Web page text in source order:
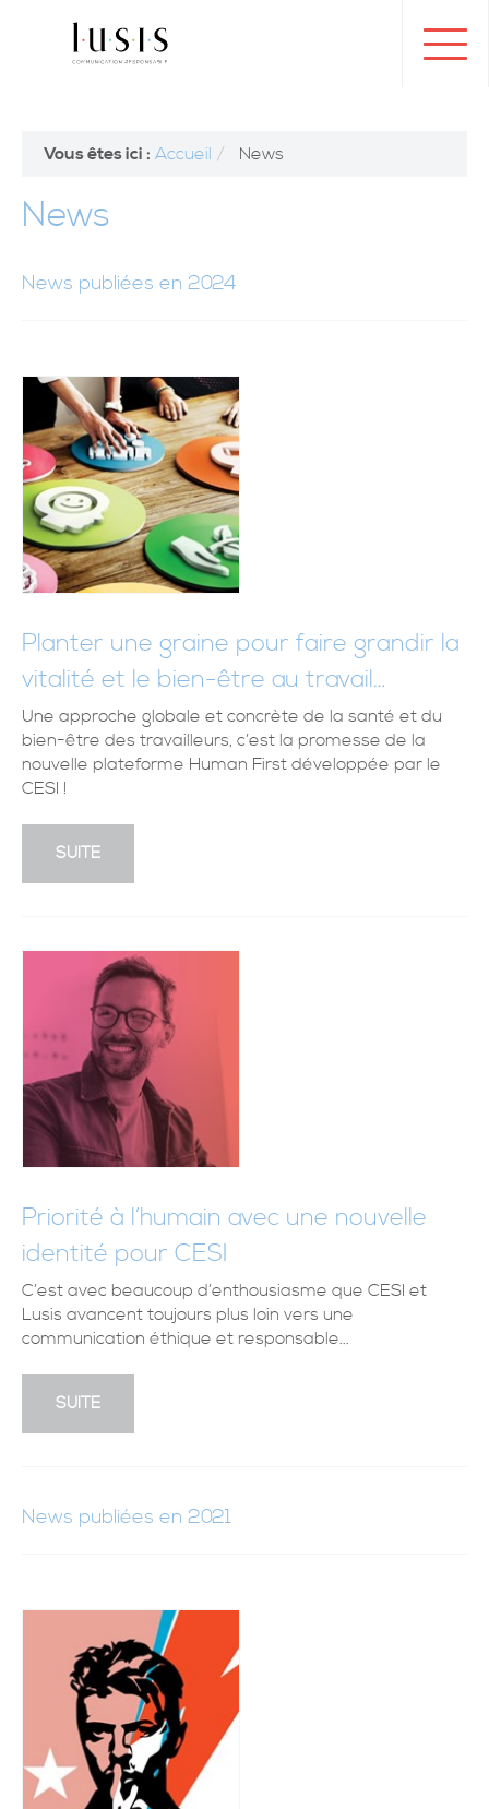
Vous êtes ici : Accueil News
News
News publiées en 2024
Planter une graine pour faire grandir la
vitalité et le bien-être au travail…
Une approche globale et concrète de la santé et du
bien-être des travailleurs, c’est la promesse de la
nouvelle plateforme Human First développée par le
CESI !
SUITE
Priorité à l’humain avec une nouvelle
identité pour CESI
C’est avec beaucoup d’enthousiasme que CESI et
Lusis avancent toujours plus loin vers une
communication éthique et responsable...
SUITE
News publiées en 2021